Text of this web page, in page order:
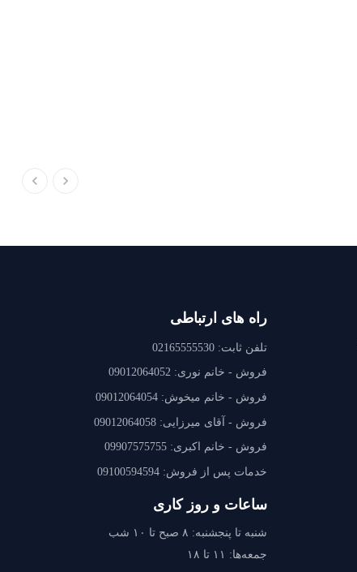
راه های ارتباطی
تلفن ثابت: 02165555530
فروش - خانم نوری: 09012064052
فروش - خانم میخوش: 09012064054
فروش - آقای میرزایی: 09012064058
فروش - خانم اکبری: 09907575755
خدمات پس از فروش: 09100594594
ساعات و روز کاری
شنبه تا پنجشنبه: ۸ صبح تا ۱۰ شب
جمعه‌ها: ۱۱ تا ۱۸